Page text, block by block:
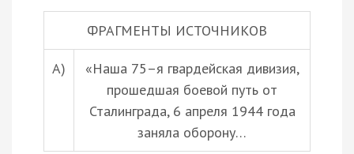
ФРАГМЕНТЫ ИСТОЧНИКОВ
А)
«Наша 75–я гвардейская дивизия,
прошедшая боевой путь от
Сталинграда, 6 апреля 1944 года
заняла оборону…